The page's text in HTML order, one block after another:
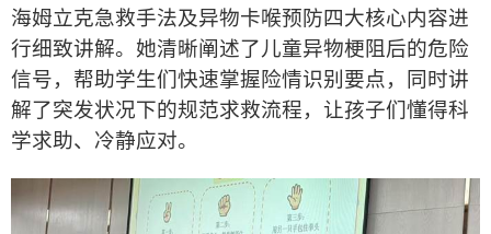
海姆立克急救手法及异物卡喉预防四大核心内容进
行细致讲解。她清晰阐述了儿童异物梗阻后的危险
信号，帮助学生们快速掌握险情识别要点，同时讲
解了突发状况下的规范求救流程，让孩子们懂得科
学求助、冷静应对。